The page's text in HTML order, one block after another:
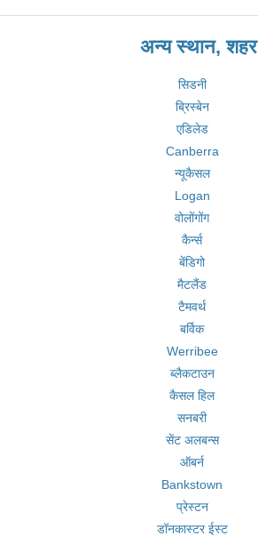
अन्य स्थान, शहर
सिडनी
ब्रिस्बेन
एडिलेड
Canberra
न्यूकैसल
Logan
वोलोंगोंग
कैर्न्स
बेंडिगो
मैटलैंड
टैमवर्थ
बर्विक
Werribee
ब्लैकटाउन
कैसल हिल
सनबरी
सेंट अलबन्स
ऑबर्न
Bankstown
प्रेस्टन
डॉनकास्टर ईस्ट